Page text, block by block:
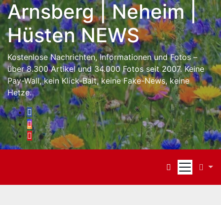
Skip
to
content
Arnsberg | Neheim |
Hüsten NEWS
Kostenlose Nachrichten, Informationen und Fotos –
über 8.300 Artikel und 34.000 Fotos seit 2007. Keine
Pay-Wall, kein Klick-Bait, keine Fake-News, keine
Hetze.